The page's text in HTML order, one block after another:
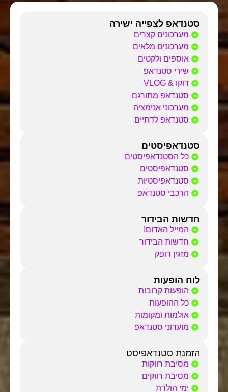
סטנדאפ לצפייה ישירה
מערכונים קצרים
מערכונים מלאים
אוספים ולקטים
שירי סטנדאפ
דוקו & VLOG
סטנדאפ מתורגם
מערכוני אנימציה
סטנדאפ לדתיים
סטנדאפיסטים
כל הסטנדאפיסטים
סטנדאפיסטים
סטנדאפיסטיות
הרכבי סטנדאפ
חדשות הבידור
המייל האדום!
חדשות הבידור
מזגין דופק
לוח הופעות
הופעות קרובות
כל ההופעות
אולמות ומקומות
מועדוני סטנדאפ
הזמנת סטנדאפיסט
מסיבת רווקות
מסיבת רווקים
ימי הולדת